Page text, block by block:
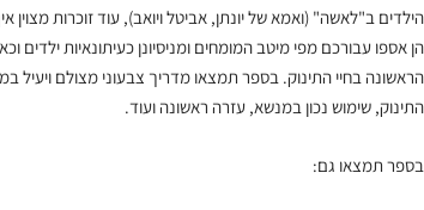
הילדים ב"לאשה" (ואמא של יונתן, אביטל ויואב), עוד זוכרות מצוין
הן אספו עבורכם מפי מיטב המומחים ומניסיונן כעיתונאיות
הראשונה בחיי התינוק. בספר תמצאו מדריך צבעוני מצולם ויעיל
התינוק, שימוש נכון במנשא, עזרה ראשונה ועוד.
בספר תמצאו גם: